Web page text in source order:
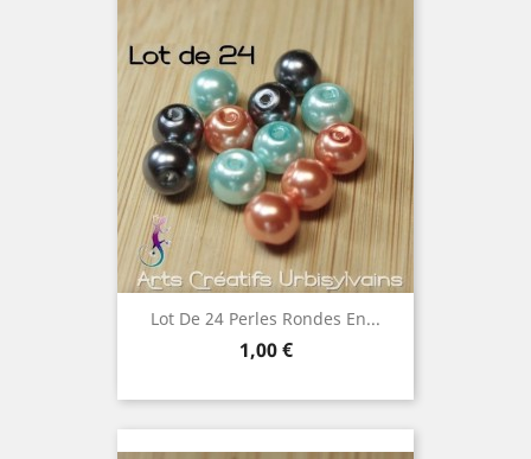
Lot De 24 Perles Rondes En...
Prix
1,00 €